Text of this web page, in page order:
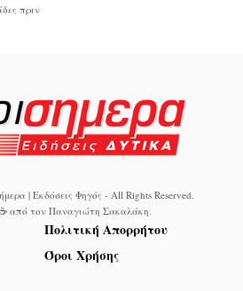
πριν
| Εκδόσεις Φηγός - All Rights Reserved.
από τον Παναγιώτη Σακαλάκη
Πολιτική Απορρήτου
Όροι Χρήσης